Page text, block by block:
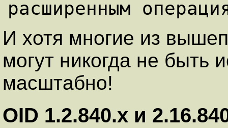
И хотя многие из
могут никогда не быть
масштабно!
OID 1.2.840.x и